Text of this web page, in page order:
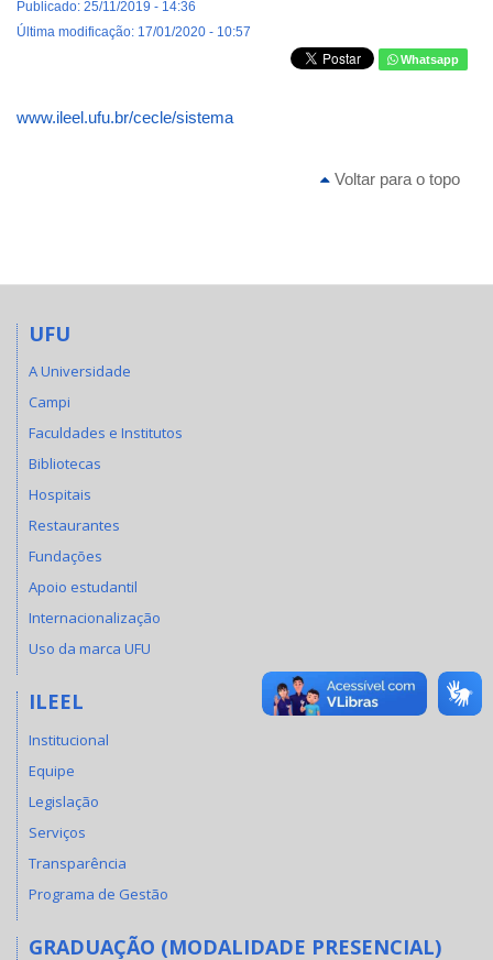
Publicado: 25/11/2019 - 14:36
Última modificação: 17/01/2020 - 10:57
Whatsapp
www.ileel.ufu.br/cecle/sistema
Voltar para o topo
UFU
A Universidade
Campi
Faculdades e Institutos
Bibliotecas
Hospitais
Restaurantes
Fundações
Apoio estudantil
Internacionalização
Uso da marca UFU
ILEEL
Institucional
Equipe
Legislação
Serviços
Transparência
Programa de Gestão
GRADUAÇÃO (MODALIDADE PRESENCIAL)